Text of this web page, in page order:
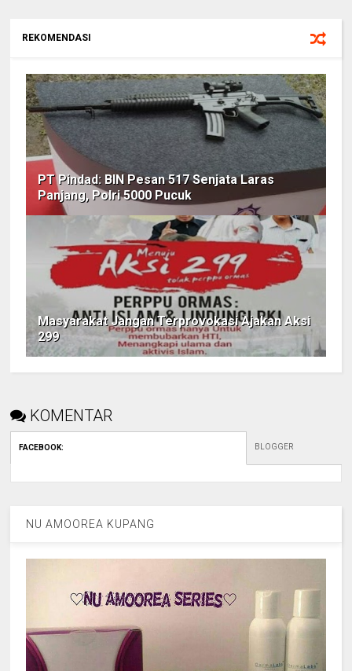
REKOMENDASI
PT Pindad: BIN Pesan 517 Senjata Laras
Panjang, Polri 5000 Pucuk
Masyarakat Jangan Terprovokasi Ajakan Aksi
299
KOMENTAR
FACEBOOK: BLOGGER
NU AMOOREA KUPANG